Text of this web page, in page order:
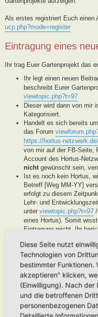
Als erstes registriert Euch einen
ucp.php?mode=register
Eintragung eines
Ihr trag Euer Gartenprojekt das
Ihr legt einen neuen
beschreibt Eurer
viewtopic.php?t=97
Dieser wird dann von mir
Kategorisiert.
Handelt es sich bereits
das Forum
https://hortus-
von mir auf der FB-Seite,
Account des Hortus-
nichtgewünscht sein,
Ist es noch kein Hortus,
Betreff [Weg MM-YY]
erfolgt zu diesem
Lehr- und
unter viewtopic.php?t=97
eines Hortus). Somit
Eintragung reicht, Ihr
der Entwicklung Eures
Meinung ist, Euer Garten
eintragen. Eine
Lehr- und
Aktivität fest, werden wir
Handelt es sich generell
Hortanes Habitat (Alle
Hortus mit den drei Zonen
Diese Seite nutzt
Technologien von
bestimmter Funktionen.
akzeptieren" klicken,
(Einwilligung). Nach der
und die betroffenen
personenbezogenen